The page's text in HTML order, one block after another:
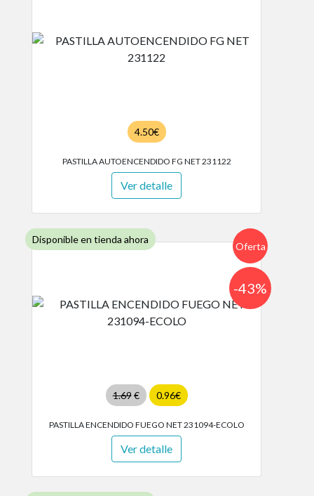
4.50€
PASTILLA AUTOENCENDIDO FG NET 231122
Ver detalle
Disponible en tienda ahora
Oferta
1.69€ 0.96€
-43%
PASTILLA ENCENDIDO FUEGO NET 231094-ECOLO
Ver detalle